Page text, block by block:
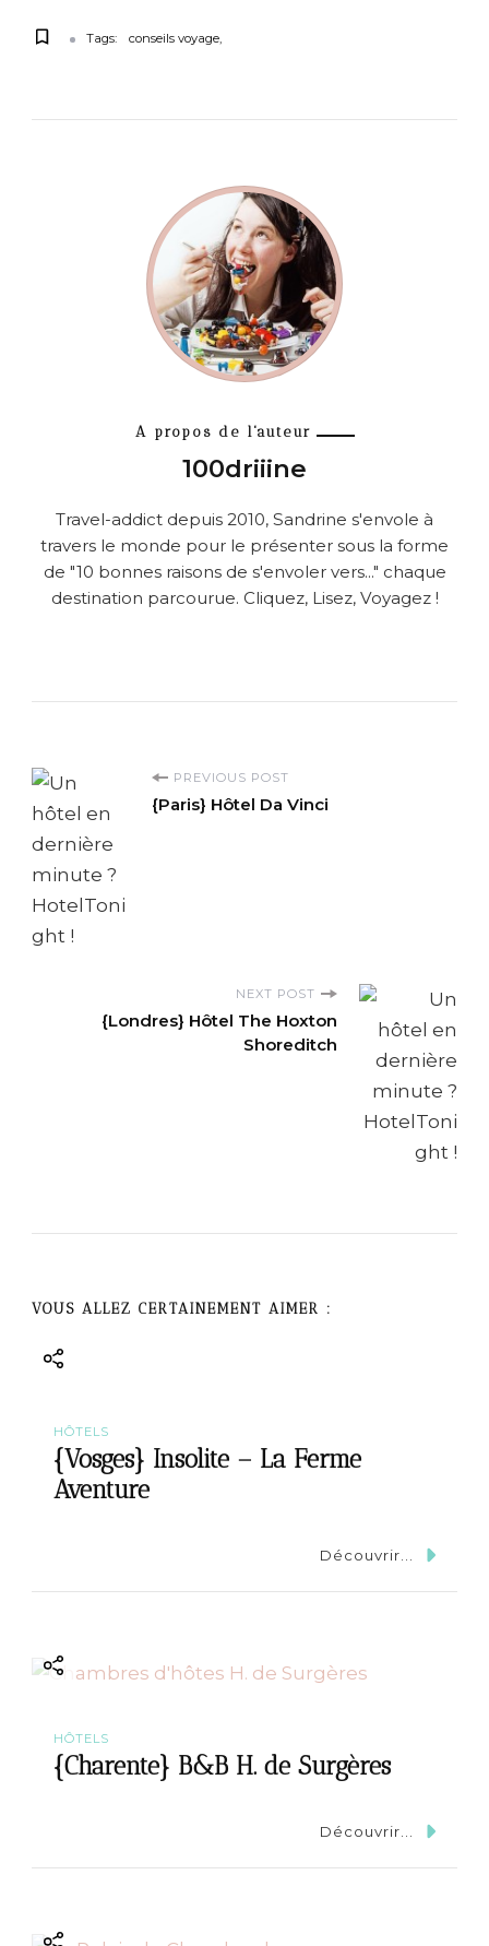
Tags: conseils voyage
A propos de l'auteur
100driiine
Travel-addict depuis 2010, Sandrine s'envole à
travers le monde pour le présenter sous la forme
de "10 bonnes raisons de s'envoler vers..." chaque
destination parcourue. Cliquez, Lisez, Voyagez !
P
o
s
t
a
t
n
PREVIOUS POST
{Paris} Hôtel Da Vinci
NEXT POST
{Londres} Hôtel The Hoxton
Shoreditch
VOUS ALLEZ CERTAINEMENT AIMER :
HÔTELS
{Vosges} Insolite – La Ferme
Aventure
Découvrir...
HÔTELS
{Charente} B&B H. de Surgères
Découvrir...